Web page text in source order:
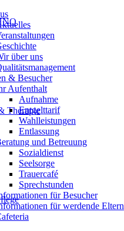
Therapie
über uns
& Besucher
Aufenthalt
Aufnahme
Entgelttarif
Wahlleistungen
Entlassung
und Betreuung
Sozialdienst
Seelsorge
Trauercafé
Sprechstunden
für Besucher
für werdende Eltern